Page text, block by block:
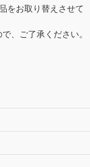
をお取り替えさせて
、ご了承ください。